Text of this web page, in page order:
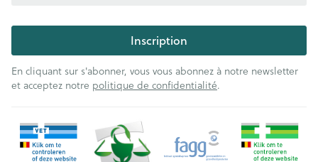
Inscription
En cliquant sur s'abonner, vous vous abonnez à notre newsletter
et acceptez notre politique de confidentialité.